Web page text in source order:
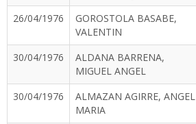
26/04/1976
GOROSTOLA BASABE,
VALENTIN
30/04/1976
ALDANA BARRENA,
MIGUEL ANGEL
30/04/1976
ALMAZAN AGIRRE, ANGEL
MARIA